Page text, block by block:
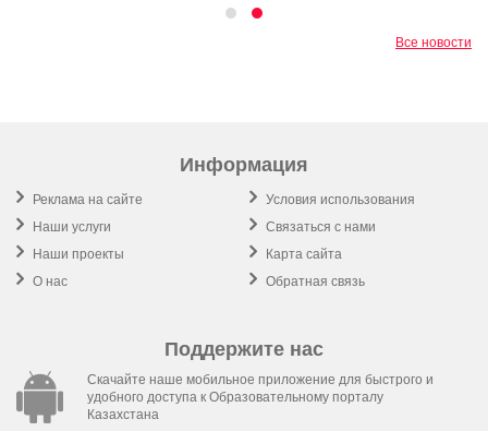
Все новости
Информация
Реклама на сайте
Наши услуги
Наши проекты
О нас
Условия использования
Связаться с нами
Карта сайта
Обратная связь
Поддержите нас
Скачайте наше мобильное приложение для быстрого и
удобного доступа к Образовательному порталу
Казахстана